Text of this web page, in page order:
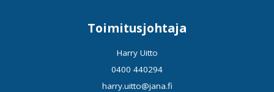
Toimitusjohtaja
Harry Uitto
0400 440294
harry.uitto@jana.fi